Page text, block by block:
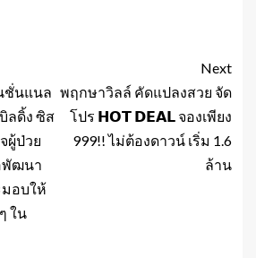
ชั่นแนล
ลดิ้ง ซิส
ผู้ป่วย
พัฒนา
มอบให้
ใน
Next
พฤกษาวิลล์ คัดแปลงสวย จัด
โปร 𝗛𝗢𝗧 𝗗𝗘𝗔𝗟 จองเพียง
999!! ไม่ต้องดาวน์ เริ่ม 1.6
ล้าน